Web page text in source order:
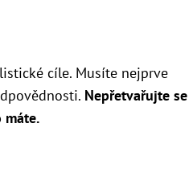
cíle. Musíte nejprve
Nepřetvařujte se
máte.